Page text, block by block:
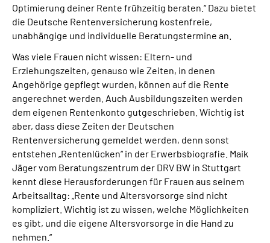
Optimierung deiner Rente frühzeitig beraten.“ Dazu bietet
die Deutsche Rentenversicherung kostenfreie,
unabhängige und individuelle Beratungstermine an.
Was viele Frauen nicht wissen: Eltern‐ und
Erziehungszeiten, genauso wie Zeiten, in denen
Angehörige gepflegt wurden, können auf die Rente
angerechnet werden. Auch Ausbildungszeiten werden
dem eigenen Rentenkonto gutgeschrieben. Wichtig ist
aber, dass diese Zeiten der Deutschen
Rentenversicherung gemeldet werden, denn sonst
entstehen „Rentenlücken“ in der Erwerbsbiografie. Maik
Jäger vom Beratungszentrum der DRV BW in Stuttgart
kennt diese Herausforderungen für Frauen aus seinem
Arbeitsalltag: „Rente und Altersvorsorge sind nicht
kompliziert. Wichtig ist zu wissen, welche Möglichkeiten
es gibt, und die eigene Altersvorsorge in die Hand zu
nehmen.“